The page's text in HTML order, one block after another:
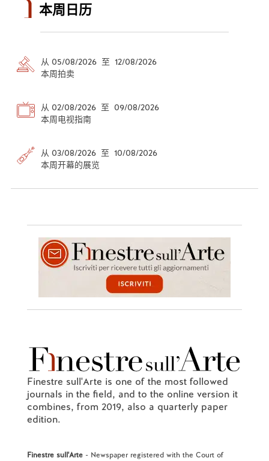
本周日历
从 05/08/2026 至 12/08/2026
本周拍卖
从 02/08/2026 至 09/08/2026
本周电视指南
从 03/08/2026 至 10/08/2026
本周开幕的展览
Finestre sull'Arte is one of the most followed
journals in the field, and to the online version it
combines, from 2019, also a quarterly paper
edition.
Finestre sull'Arte- Newspaper registered with the Court of